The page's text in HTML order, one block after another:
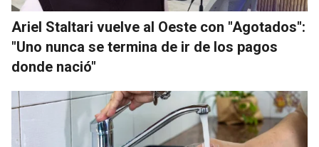
Ariel Staltari vuelve al Oeste con "Agotados":
"Uno nunca se termina de ir de los pagos
donde nació"